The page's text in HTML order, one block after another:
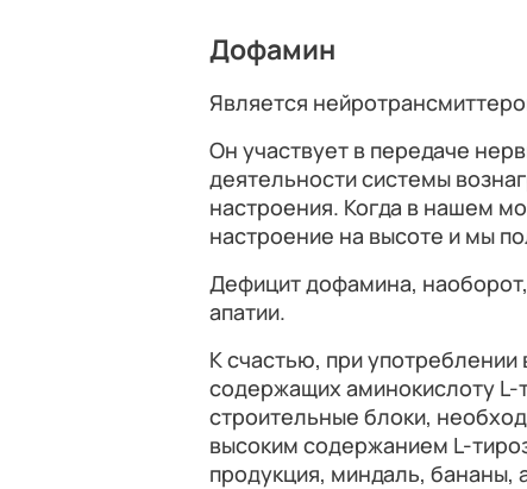
Дофамин
Является
Он участвует в передаче
деятельности системы
настроения. Когда в нашем
настроение на высоте и мы
Дефицит дофамина,
апатии.
К счастью, при употреблении
содержащих аминокислоту L-
строительные блоки,
высоким содержанием L-
продукция, миндаль, бананы,